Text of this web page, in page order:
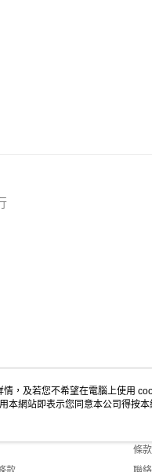
客
條
，及若您不希望在電腦上使用
本網站即表示您同意本公司得按